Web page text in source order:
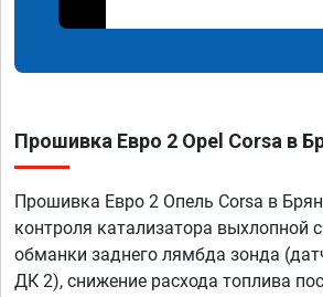
Прошивка Евро 2 Opel Corsa в
Прошивка Евро 2 Опель Corsa в
контроля катализатора выхлопной
обманки заднего лямбда зонда
ДК 2), снижение расхода топлива